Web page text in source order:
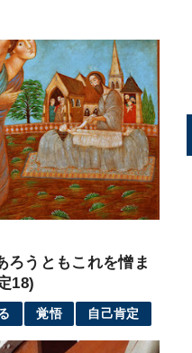
うともこれを憎ま
18)
覚悟 自己肯定